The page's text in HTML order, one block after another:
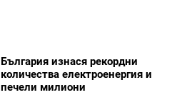
България изнася рекордни
количества електроенергия и
печели милиони